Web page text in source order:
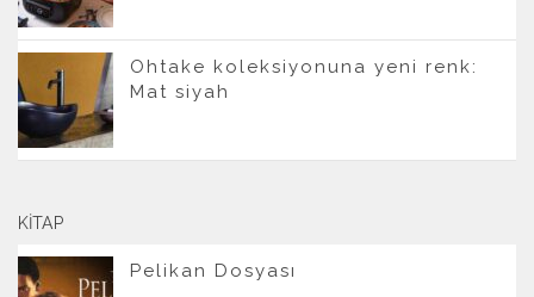
Ohtake koleksiyonuna yeni renk:
Mat siyah
KITAP
Pelikan Dosyası